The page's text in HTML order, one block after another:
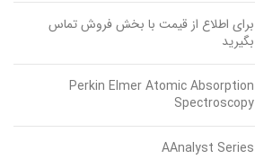
برای اطلاع از قیمت با بخش فروش تماس
بگیرید
Perkin Elmer Atomic Absorption
Spectroscopy
AAnalyst Series